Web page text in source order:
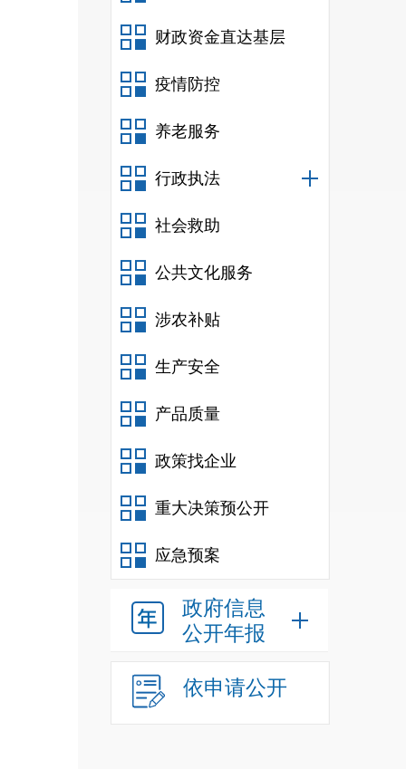
财政资金直达基层
疫情防控
养老服务
行政执法
社会救助
公共文化服务
涉农补贴
生产安全
产品质量
政策找企业
重大决策预公开
应急预案
政府信息
公开年报
依申请公开